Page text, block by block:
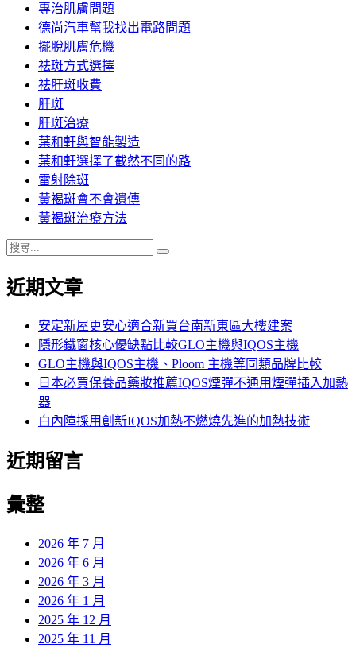
專治肌膚問題
德尚汽車幫我找出電路問題
擺脫肌膚危機
祛斑方式選擇
祛肝斑收費
肝斑
肝斑治療
葉和軒與智能製造
葉和軒選擇了截然不同的路
雷射除斑
黃褐斑會不會遺傳
黃褐斑治療方法
搜
關
近期文章
安定新屋更安心適合新買台南新東區大樓建案
隱形鐵窗核心優缺點比較GLO主機與IQOS主機
GLO主機與IQOS主機、Ploom 主機等同類品牌比較
日本必買保養品藥妝推薦IQOS煙彈不通用煙彈插入加熱
器
白內障採用創新IQOS加熱不燃燒先進的加熱技術
近期留言
彙整
2026 年 7 月
2026 年 6 月
2026 年 3 月
2026 年 1 月
2025 年 12 月
2025 年 11 月